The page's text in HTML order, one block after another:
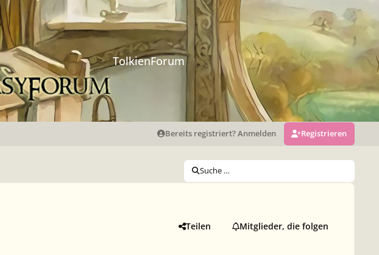
TolkienForum
Bereits registriert? Anmelden Registrieren
Suche …
Teilen Mitglieder, die folgen